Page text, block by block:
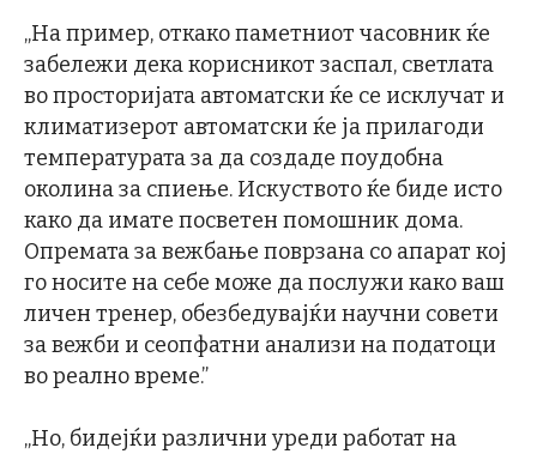
„На пример, откако паметниот часовник ќе
забележи дека корисникот заспал, светлата
во просторијата автоматски ќе се исклучат и
климатизерот автоматски ќе ја прилагоди
температурата за да создаде поудобна
околина за спиење. Искуството ќе биде исто
како да имате посветен помошник дома.
Опремата за вежбање поврзана со апарат кој
го носите на себе може да послужи како ваш
личен тренер, обезбедувајќи научни совети
за вежби и сеопфатни анализи на податоци
во реално време.”
„Но, бидејќи различни уреди работат на